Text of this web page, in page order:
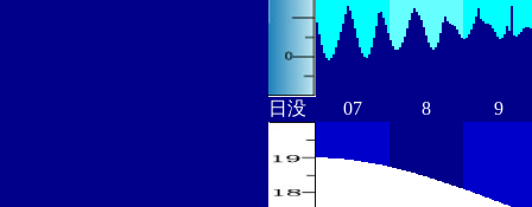
日没 07 8 9